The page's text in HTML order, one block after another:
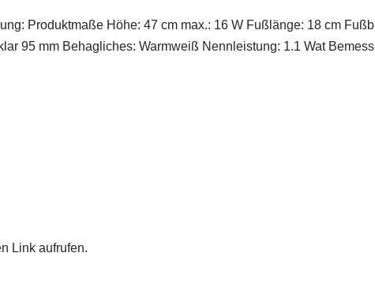
Produktmaße Höhe: 47 cm max.: 16 W Fußlänge: 18 cm
95 mm Behagliches: Warmweiß Nennleistung: 1.1 Wat
Link aufrufen.